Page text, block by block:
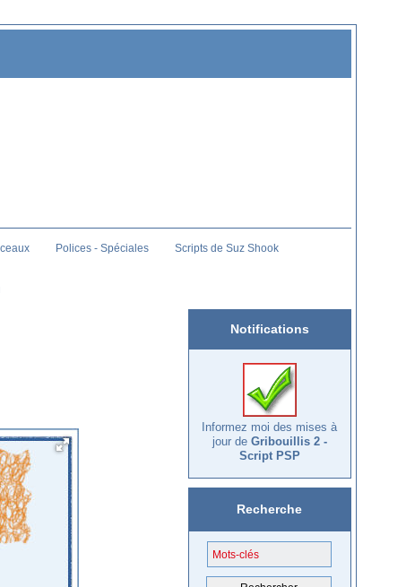
Polices - Spéciales Scripts de Suz Shook
Notifications
Informez moi des mises à
jour de Gribouillis 2 -
Script PSP
Recherche